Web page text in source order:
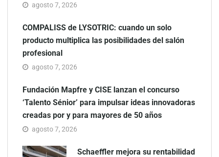
agosto 7, 2026
COMPALISS de LYSOTRIC: cuando un solo
producto multiplica las posibilidades del salón
profesional
agosto 7, 2026
Fundación Mapfre y CISE lanzan el concurso
‘Talento Sénior’ para impulsar ideas innovadoras
creadas por y para mayores de 50 años
agosto 7, 2026
Schaeffler mejora su rentabilidad